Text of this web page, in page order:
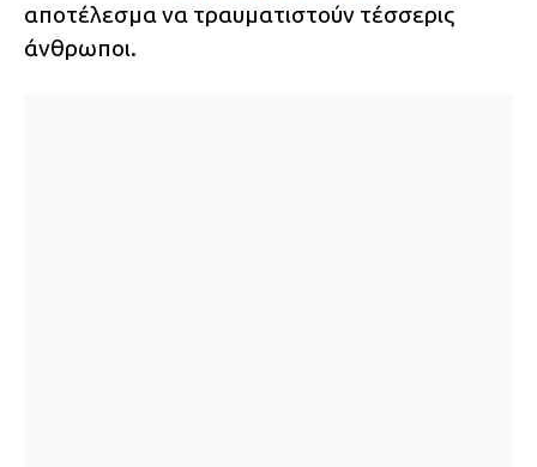
αποτέλεσμα να τραυματιστούν τέσσερις
άνθρωποι.